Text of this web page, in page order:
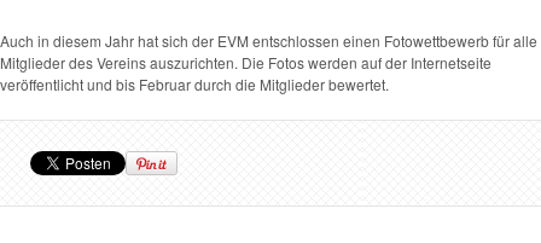
Auch in diesem Jahr hat sich der EVM entschlossen einen Fotowettbewerb für alle
Mitglieder des Vereins auszurichten. Die Fotos werden auf der Internetseite
veröffentlicht und bis Februar durch die Mitglieder bewertet.